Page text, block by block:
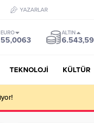
YAZARLAR
EURO
55,0063
ALTIN
6.543,59
TEKNOLOJİ KÜLTÜR
Seviyelere Yaklaştı!